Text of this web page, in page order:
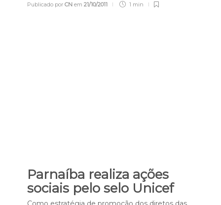
Publicado por CN em 21/10/2011 1 min
Parnaíba realiza ações
sociais pelo selo Unicef